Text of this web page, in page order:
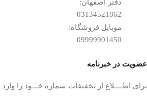
دفتر اصفهان:
03134521862
موبایل فروشگاه:
09999901450
عضویت در خبرنامه
برای اطــــلاع از تخفیفات شماره خـــود را وارد